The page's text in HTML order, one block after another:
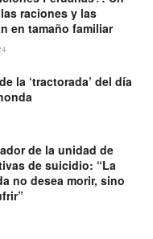
raciones y las
en tamaño familiar
la ‘tractorada’ del día
de la unidad de
de suicidio: “La
no desea morir, sino